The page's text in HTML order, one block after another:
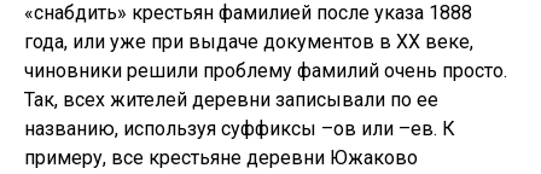
«снабдить» крестьян фамилией после указа 1888
года, или уже при выдаче документов в ХХ веке,
чиновники решили проблему фамилий очень просто.
Так, всех жителей деревни записывали по ее
названию, используя суффиксы –ов или –ев. К
примеру, все крестьяне деревни Южаково